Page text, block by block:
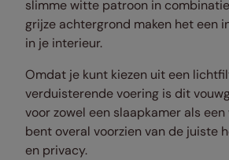
slimme witte patroon in
grijze achtergrond maken het een
in je interieur.
Omdat je kunt kiezen uit een
verduisterende voering is dit
voor zowel een slaapkamer als een
bent overal voorzien van de juiste
en privacy.